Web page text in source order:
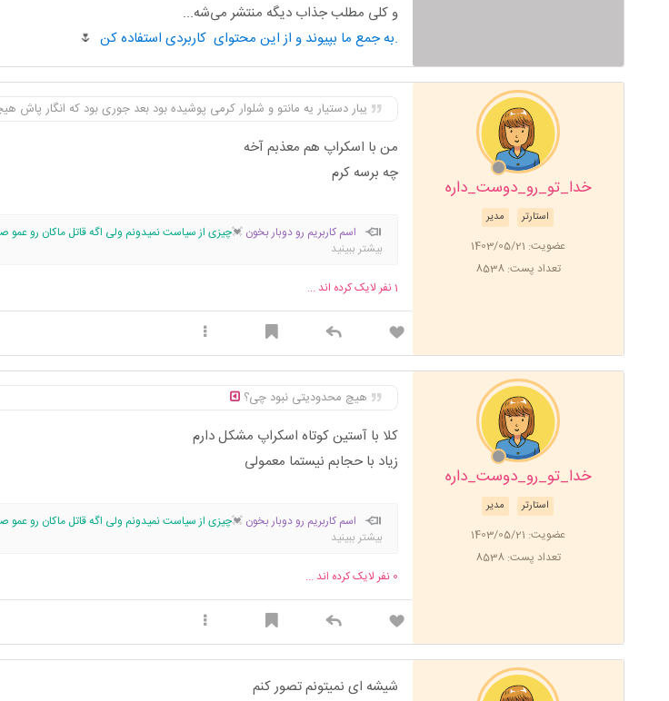
و کلی مطلب جذاب دیگه منتشر می‌شه...
به جمع ما بپیوند و از این محتوای کاربردی استفاده کن.
🌷
خدا_تو_رو_دوست_داره
مدیر استارتر
عضویت: 1403/05/21
تعداد پست: 8538
یبار دستیار یه مانتو و شلوار کرمی پوشیده بود بعد جوری بود که انگار
من با اسکراپ هم معذبم آخه
چه برسه کرم
اسم کاربریم رو دوبار بخون 💓چیزی از سیاست نمیدونم ولی اگه قاتل ماکان رو
بیشتر ببینید
1نفر لایک کرده اند ...
خدا_تو_رو_دوست_داره
مدیر استارتر
عضویت: 1403/05/21
تعداد پست: 8538
هیچ محدودیتی نبود چی؟
کلا با آستین کوتاه اسکراپ مشکل دارم
زیاد با حجابم نیستما معمولی
اسم کاربریم رو دوبار بخون 💓چیزی از سیاست نمیدونم ولی اگه قاتل ماکان رو
بیشتر ببینید
0 نفر لایک کرده اند ...
شیشه ای نمیتونم تصور کنم